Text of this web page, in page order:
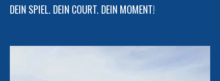
DEIN SPIEL. DEIN COURT. DEIN MOMENT!